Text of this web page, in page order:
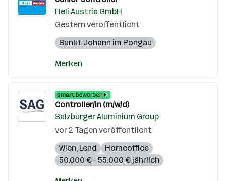
Heli Austria GmbH
Gestern veröffentlicht
Sankt Johann im Pongau
Merken
Controller/in (m/w/d)
Salzburger Aluminium Group
vor 2 Tagen veröffentlicht
Wien, Lend
Homeoffice
50.000 € – 55.000 € jährlich